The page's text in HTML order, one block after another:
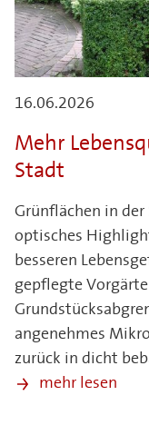
16.06.2026
Mehr
Stadt
Grünflächen in
optisches
besseren
gepflegte
angenehmes
zurück in dicht
mehr lesen